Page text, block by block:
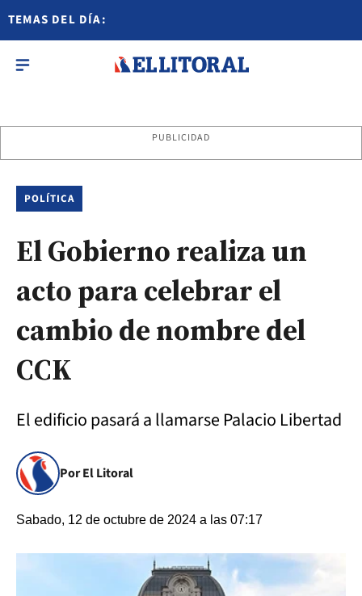
TEMAS DEL DÍA:
PUBLICIDAD
POLÍTICA
El Gobierno realiza un
acto para celebrar el
cambio de nombre del
CCK
El edificio pasará a llamarse Palacio Libertad
Por El Litoral
Sabado, 12 de octubre de 2024 a las 07:17